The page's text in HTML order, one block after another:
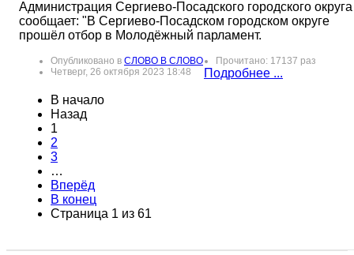
Администрация Сергиево-Посадского городского округа
сообщает: "В Сергиево-Посадском городском округе
прошёл отбор в Молодёжный парламент.
Опубликовано в СЛОВО В СЛОВО
Прочитано: 17137 раз
Четверг, 26 октября 2023 18:48
Подробнее ...
В начало
Назад
1
2
3
…
Вперёд
В конец
Страница 1 из 61